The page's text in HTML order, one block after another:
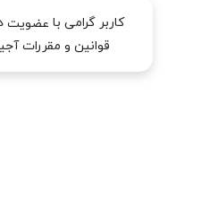
کاربر گرامی با عضویت
قوانین و مقررات